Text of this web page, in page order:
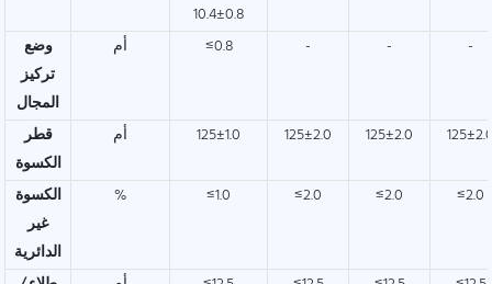
10.4±0.8
وضع
تركيز
المجال
أم ≤0.8 - - -
قطر
الكسوة
أم 125±1.0 125±2.0 125±2.0
الكسوة
غير
الدائرية
% ≤1.0 ≤2.0 ≤2.0 ≤2.0